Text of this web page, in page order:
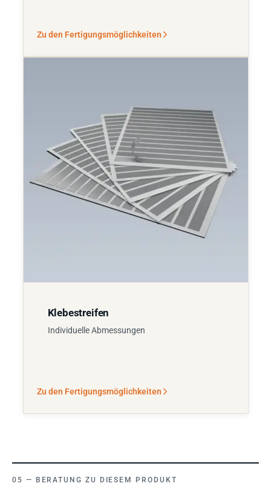
Zu den Fertigungsmöglichkeiten
Klebestreifen
Individuelle Abmessungen
Zu den Fertigungsmöglichkeiten
BERATUNG ZU DIESEM PRODUKT